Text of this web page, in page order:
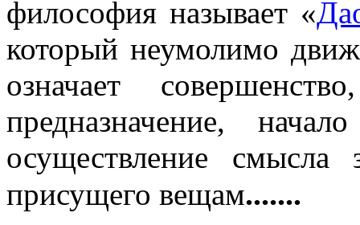
философия называет «
который неумолимо
означает
предназначение,
осуществление
присущего вещам.......